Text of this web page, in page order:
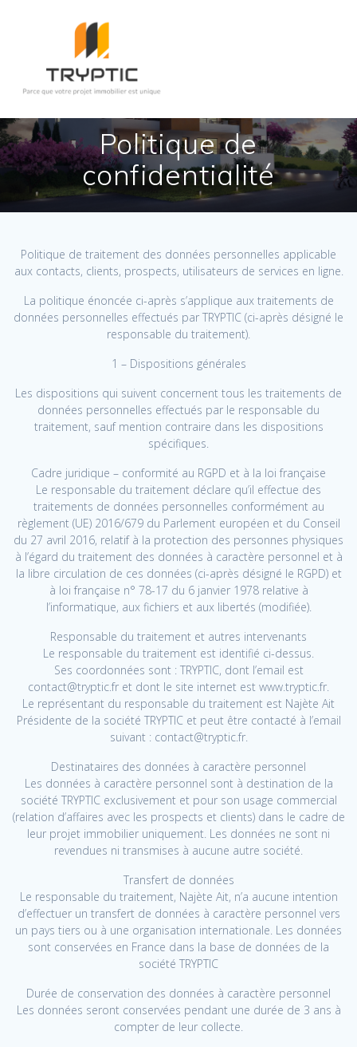
Politique de
confidentialité
Politique de traitement des données personnelles applicable
aux contacts, clients, prospects, utilisateurs de services en ligne.
La politique énoncée ci-après s’applique aux traitements de
données personnelles effectués par TRYPTIC (ci-après désigné le
responsable du traitement).
1 – Dispositions générales
Les dispositions qui suivent concernent tous les traitements de
données personnelles effectués par le responsable du
traitement, sauf mention contraire dans les dispositions
spécifiques.
Cadre juridique – conformité au RGPD et à la loi française
Le responsable du traitement déclare qu’il effectue des
traitements de données personnelles conformément au
règlement (UE) 2016/679 du Parlement européen et du Conseil
du 27 avril 2016, relatif à la protection des personnes physiques
à l’égard du traitement des données à caractère personnel et à
la libre circulation de ces données (ci-après désigné le RGPD) et
à loi française n° 78-17 du 6 janvier 1978 relative à
l’informatique, aux fichiers et aux libertés (modifiée).
Responsable du traitement et autres intervenants
Le responsable du traitement est identifié ci-dessus.
Ses coordonnées sont : TRYPTIC, dont l’email est
contact@tryptic.fr et dont le site internet est www.tryptic.fr.
Le représentant du responsable du traitement est Najète Ait
Présidente de la société TRYPTIC et peut être contacté à l’email
suivant : contact@tryptic.fr.
Destinataires des données à caractère personnel
Les données à caractère personnel sont à destination de la
société TRYPTIC exclusivement et pour son usage commercial
(relation d’affaires avec les prospects et clients) dans le cadre de
leur projet immobilier uniquement. Les données ne sont ni
revendues ni transmises à aucune autre société.
Transfert de données
Le responsable du traitement, Najète Ait, n’a aucune intention
d’effectuer un transfert de données à caractère personnel vers
un pays tiers ou à une organisation internationale. Les données
sont conservées en France dans la base de données de la
société TRYPTIC
Durée de conservation des données à caractère personnel
Les données seront conservées pendant une durée de 3 ans à
compter de leur collecte.